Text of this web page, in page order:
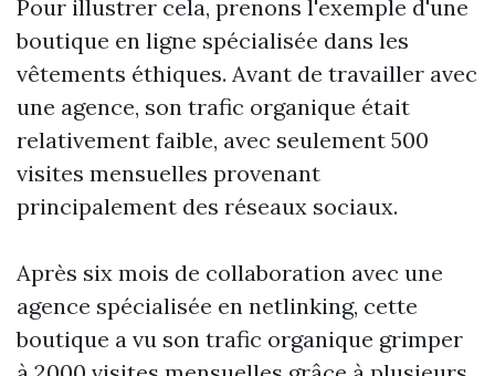
Pour illustrer cela, prenons l'exemple d'une
boutique en ligne spécialisée dans les
vêtements éthiques. Avant de travailler avec
une agence, son trafic organique était
relativement faible, avec seulement 500
visites mensuelles provenant
principalement des réseaux sociaux.
Après six mois de collaboration avec une
agence spécialisée en netlinking, cette
boutique a vu son trafic organique grimper